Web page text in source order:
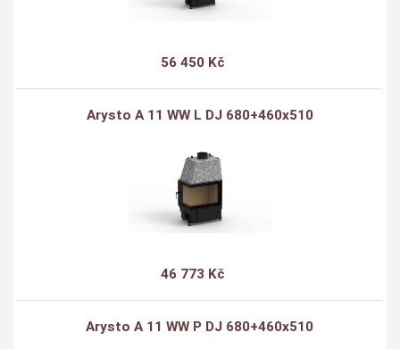
56 450 Kč
Arysto A 11 WW L DJ 680+460x510
46 773 Kč
Arysto A 11 WW P DJ 680+460x510